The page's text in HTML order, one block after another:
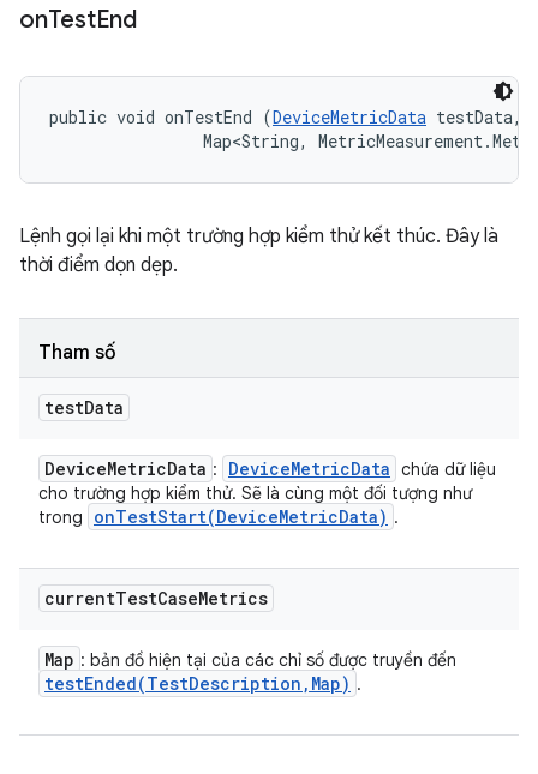
onTestEnd
public void onTestEnd (DeviceMetricData testData,
Map<String,
Lệnh gọi lại khi một trường hợp kiểm thử kết thúc. Đây là
thời điểm dọn dẹp.
Tham số
testData
DeviceMetricData : DeviceMetricData chứa dữ liệu
cho trường hợp kiểm thử. Sẽ là cùng một đối tượng như
trong
onTestStart(DeviceMetricData) .
currentTestCaseMetrics
Map : bản đồ hiện tại của các chỉ số được truyền đến
testEnded(TestDescription , Map) .